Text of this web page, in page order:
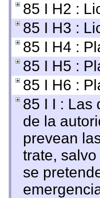
85 I H2 :
85 I H3 :
85 I H4 :
85 I H5 :
85 I H6 :
85 I I : Las
de la
prevean
trate,
se